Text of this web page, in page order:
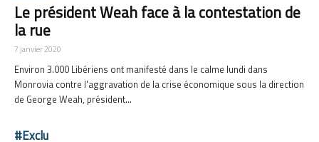
Le président Weah face à la contestation de
la rue
7 janvier 2020
Environ 3.000 Libériens ont manifesté dans le calme lundi dans
Monrovia contre l'aggravation de la crise économique sous la direction
de George Weah, président...
#Exclu